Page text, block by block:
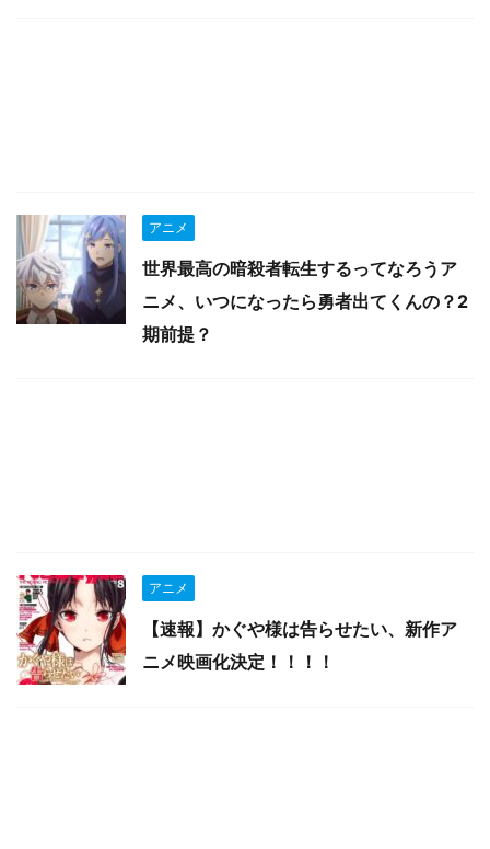
アニメ
世界最高の暗殺者転生するってなろうア
ニメ、いつになったら勇者出てくんの？2
期前提？
アニメ
【速報】かぐや様は告らせたい、新作ア
ニメ映画化決定！！！！